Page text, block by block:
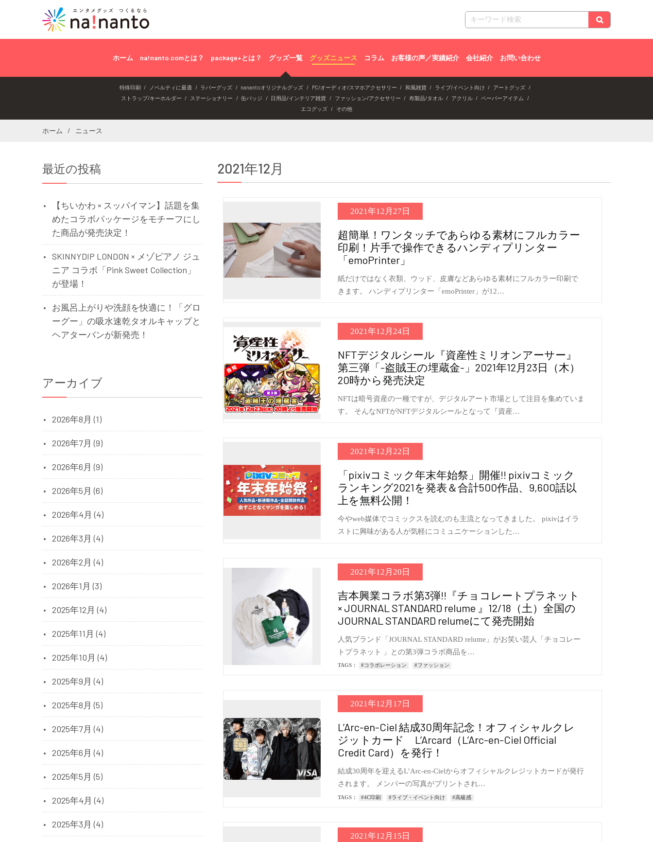
ホーム na!nanto.comとは？ package+とは？ グッズ一覧 グッズニュース コラム お客様の声／実績紹介 会社紹介 お問い合わせ
特殊印刷 ノベルティに最適 ラバーグッズ nanantoオリジナルグッズ PC/オーディオ/スマホアクセサリー 和風雑貨 ライブ/イベント向け
アートグッズ
ストラップ/キーホルダー
ステーショナリー 缶バッジ 日用品/インテリア雑貨 ファッション/アクセサリー 布製品/タオル アクリル
ペーパーアイテム
エコグッズ
その他
ホーム ニュース
2021年12月
2021年12月27日
超簡単！ワンタッチであらゆる素材にフルカラー
印刷！片手で操作できるハンディプリンター
「emoPrinter」
紙だけではなく衣類、ウッド、皮膚などあらゆる素材にフルカラー印刷で
きます。 ハンディプリンター「emoPrinter」が12…
2021年12月24日
NFTデジタルシール『資産性ミリオンアーサー』
第三弾「-盗賊王の埋蔵金-」2021年12月23日（木）
20時から発売決定
NFTは暗号資産の一種ですが、デジタルアート市場として注目を集めていま
す。 そんなNFTがNFTデジタルシールとなって『資産…
2021年12月22日
「pixivコミック年末年始祭」開催!! pixivコミック
ランキング2021を発表＆合計500作品、9,600話以
上を無料公開！
今やweb媒体でコミックスを読むのも主流となってきました。 pixivはイラ
ストに興味がある人が気軽にコミュニケーションした…
2021年12月20日
吉本興業コラボ第3弾!!『チョコレートプラネット
× JOURNAL STANDARD relume 』12/18（土）全国の
JOURNAL STANDARD relumeにて発売開始
人気ブランド「JOURNAL STANDARD relume」がお笑い芸人「チョコレー
トプラネット 」との第3弾コラボ商品を…
TAGS： #コラボレーション #ファッション
2021年12月17日
L’Arc-en-Ciel 結成30周年記念！オフィシャルクレ
ジットカード L’Arcard（L’Arc-en-Ciel Official
Credit Card）を発行！
結成30周年を迎えるL’Arc-en-Cielからオフィシャルクレジットカードが発行
されます。 メンバーの写真がプリントされ…
TAGS： #4C印刷 #ライブ・イベント向け #高級感
2021年12月15日
最近の投稿
【ちいかわ × スッパイマン】話題を集
めたコラボパッケージをモチーフにし
た商品が発売決定！
SKINNYDIP LONDON × メゾピアノ ジュ
ニア コラボ「Pink Sweet Collection」
が登場！
お風呂上がりや洗顔を快適に！「グロ
ーグー」の吸水速乾タオルキャップと
ヘアターバンが新発売！
アーカイブ
2026年8月 (1)
2026年7月 (9)
2026年6月 (9)
2026年5月 (6)
2026年4月 (4)
2026年3月 (4)
2026年2月 (4)
2026年1月 (3)
2025年12月 (4)
2025年11月 (4)
2025年10月 (4)
2025年9月 (4)
2025年8月 (5)
2025年7月 (4)
2025年6月 (4)
2025年5月 (5)
2025年4月 (4)
2025年3月 (4)